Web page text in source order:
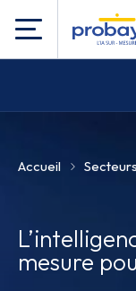
Accueil Secteurs
mesure